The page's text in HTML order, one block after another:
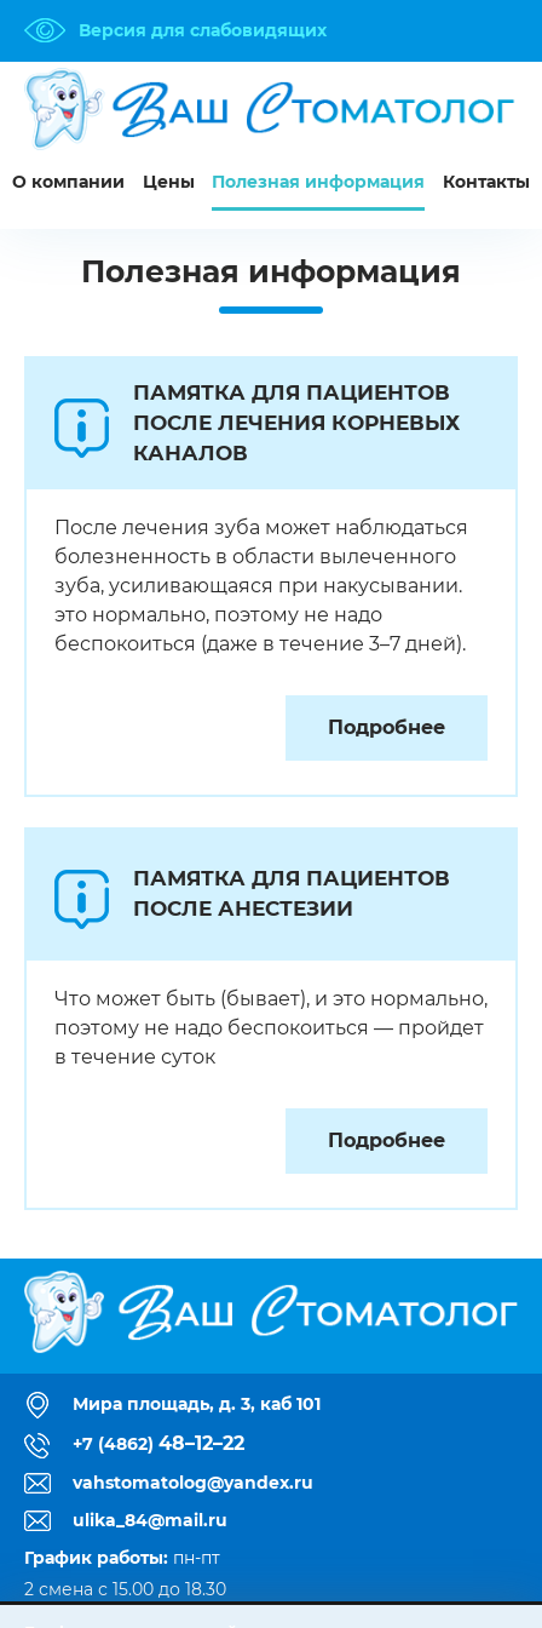
Версия для слабовидящих
О компании Цены Полезная информация Контакты
Полезная информация
ПАМЯТКА ДЛЯ ПАЦИЕНТОВ
ПОСЛЕ ЛЕЧЕНИЯ КОРНЕВЫХ
КАНАЛОВ
После лечения зуба может наблюдаться
болезненность в области вылеченного
зуба, усиливающаяся при накусывании.
это нормально, поэтому не надо
беспокоиться (даже в течение 3–7 дней).
Подробнее
ПАМЯТКА ДЛЯ ПАЦИЕНТОВ
ПОСЛЕ АНЕСТЕЗИИ
Что может быть (бывает), и это нормально,
поэтому не надо беспокоиться — пройдет
в течение суток
Подробнее
График работы: пн‑пт
2 смена с 15.00 до 18.30
Мира площадь, д. 3, каб 101
+7 (4862) 48–12–22
vahstomatolog@yandex.ru
ulika_84@mail.ru